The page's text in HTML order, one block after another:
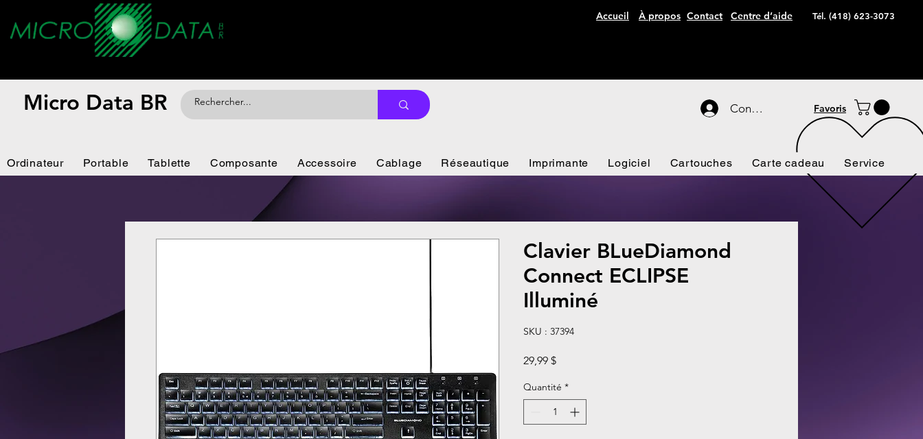
Accueil À propos Contact Centre d’aide Tél. (418) 623-3073
Micro Data BR Connexion Favoris
Ordinateur Portable Tablette Composante Accessoire Cablage Réseautique Imprimante Logiciel Cartouches Carte cadeau Service
Clavier BLueDiamond
Connect ECLIPSE
Illuminé
SKU : 37394
29,99 $Prix
Quantité *